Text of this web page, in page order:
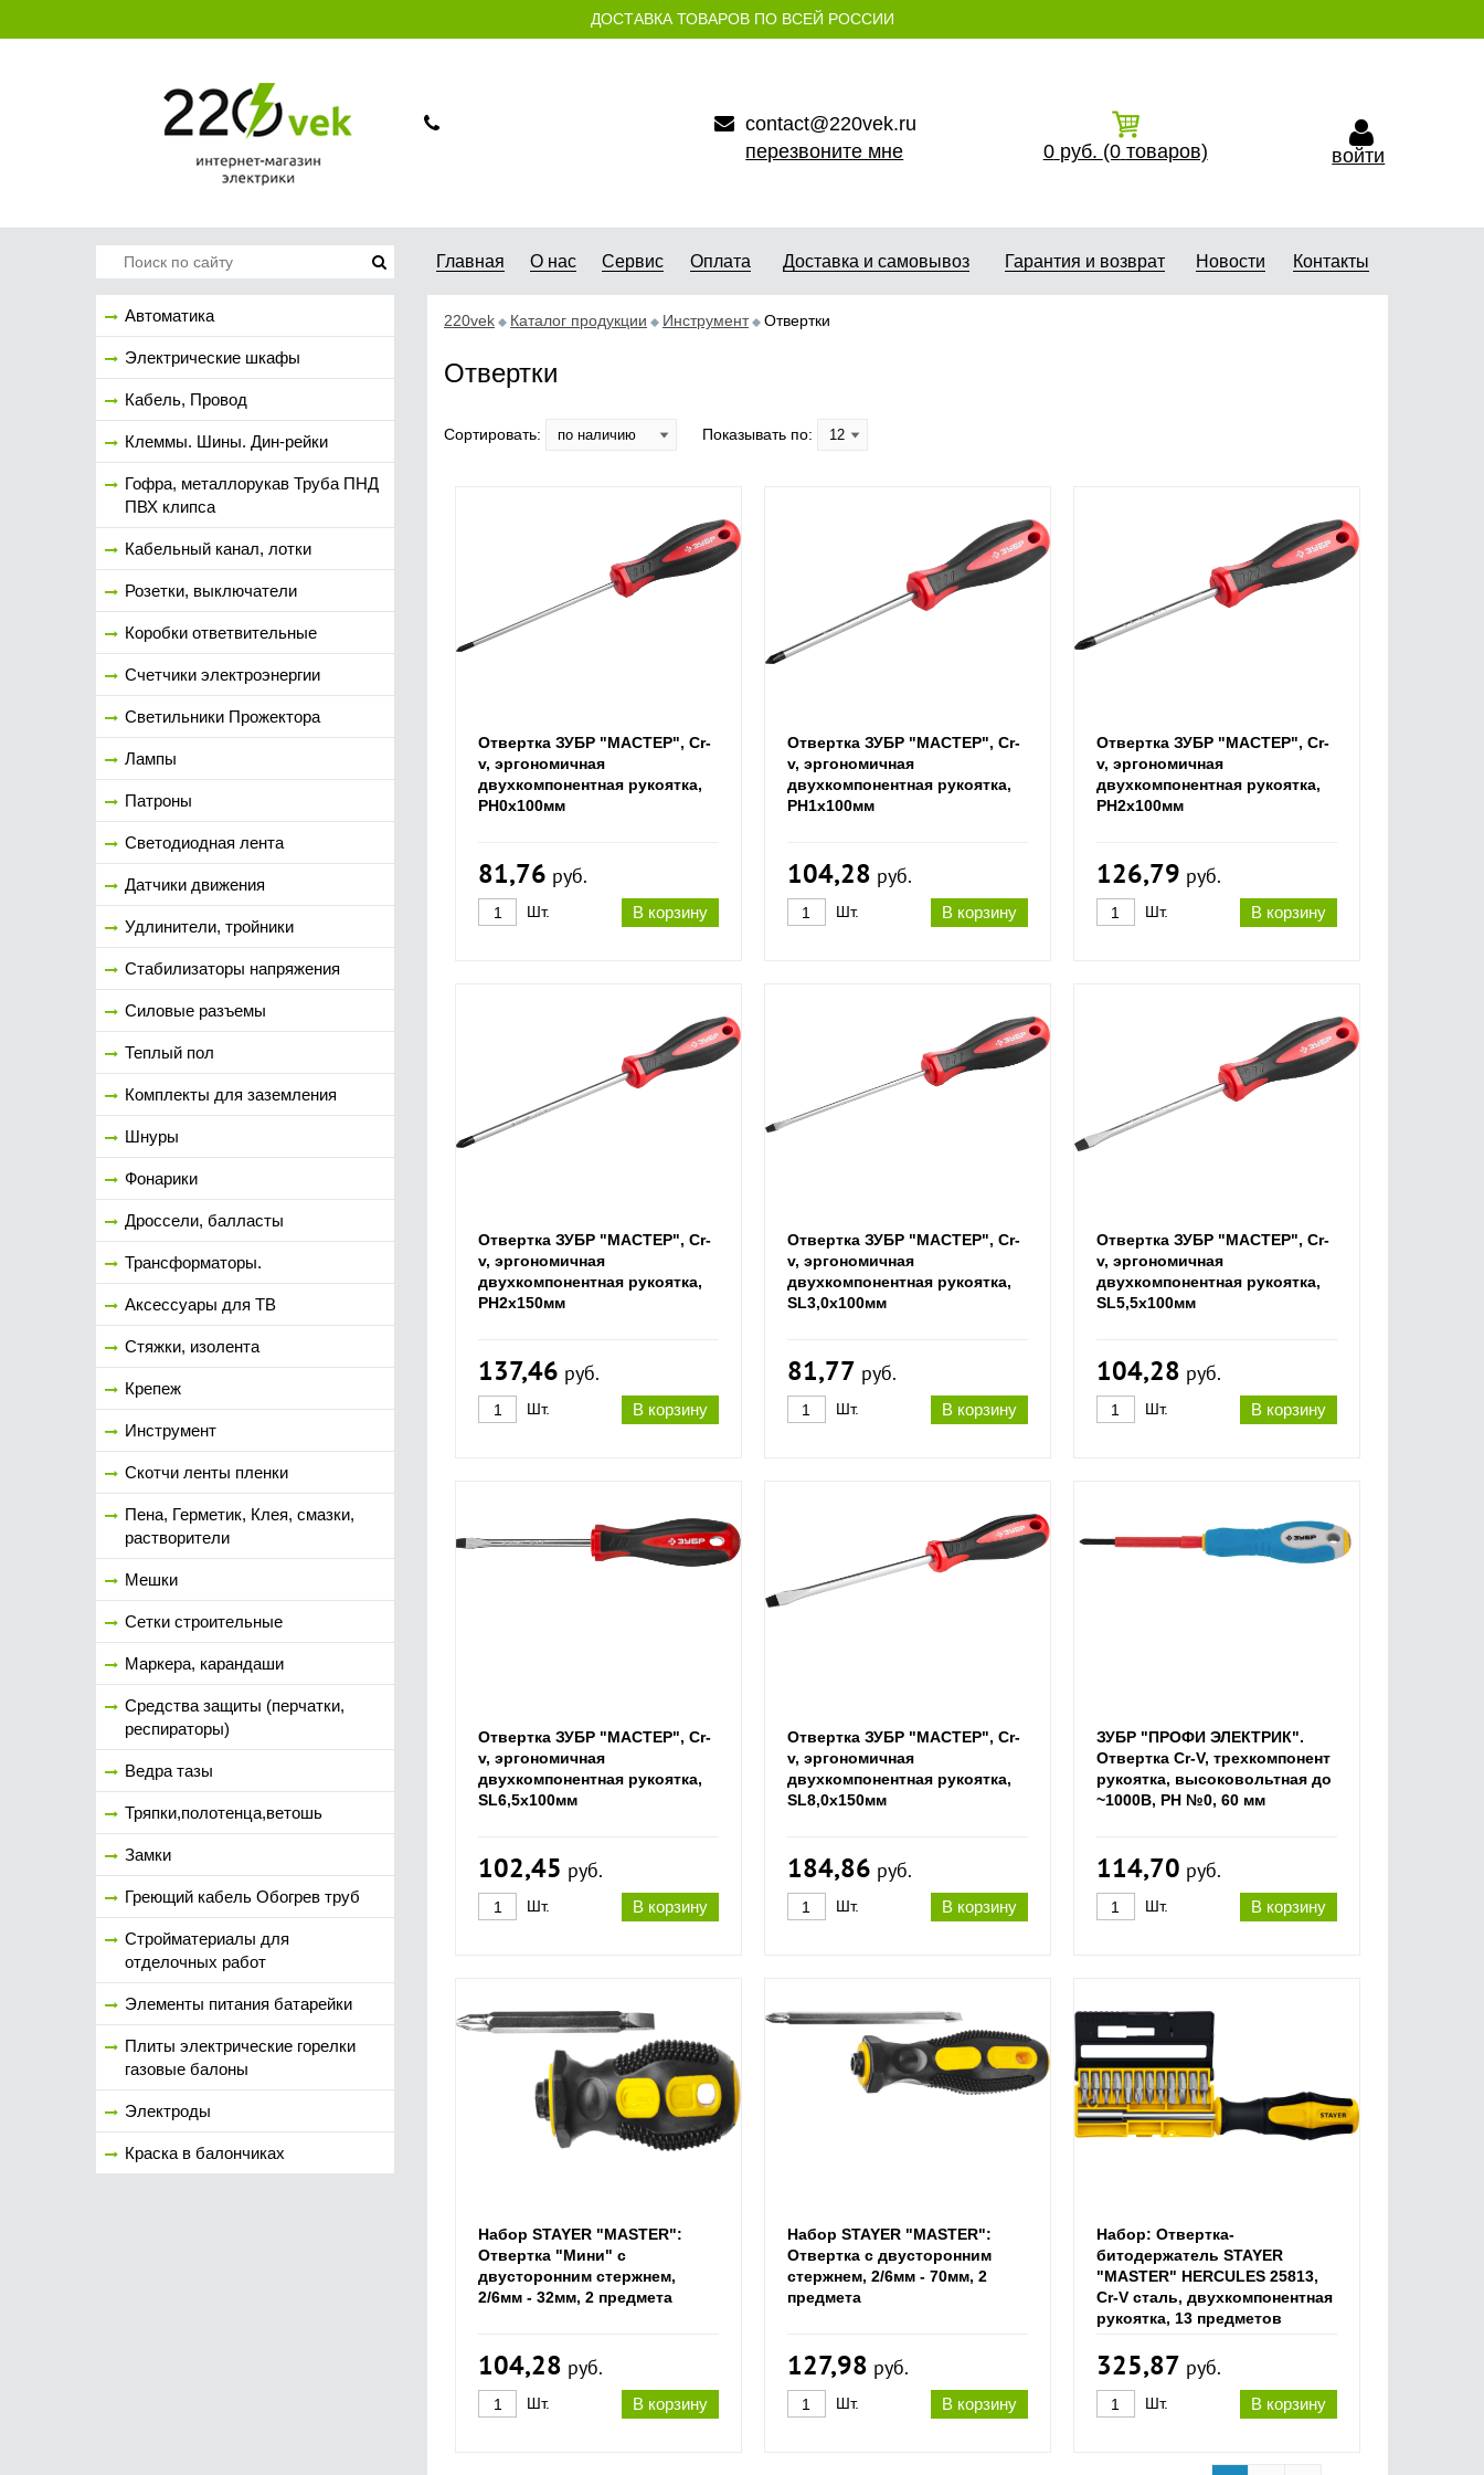
ДОСТАВКА ТОВАРОВ ПО ВСЕЙ РОССИИ
contact@220vek.ru
перезвоните мне
0 руб. (0 товаров) войти
Автоматика
Электрические шкафы
Кабель, Провод
Клеммы. Шины. Дин-рейки
Гофра, металлорукав Труба ПНД
ПВХ клипса
Кабельный канал, лотки
Розетки, выключатели
Коробки ответвительные
Счетчики электроэнергии
Светильники Прожектора
Лампы
Патроны
Светодиодная лента
Датчики движения
Удлинители, тройники
Стабилизаторы напряжения
Силовые разъемы
Теплый пол
Комплекты для заземления
Шнуры
Фонарики
Дроссели, балласты
Трансформаторы.
Аксессуары для ТВ
Стяжки, изолента
Крепеж
Инструмент
Скотчи ленты пленки
Пена, Герметик, Клея, смазки,
растворители
Мешки
Сетки строительные
Маркера, карандаши
Средства защиты (перчатки,
респираторы)
Ведра тазы
Тряпки,полотенца,ветошь
Замки
Греющий кабель Обогрев труб
Стройматериалы для
отделочных работ
Элементы питания батарейки
Плиты электрические горелки
газовые балоны
Электроды
Краска в балончиках
Главная О нас Сервис Оплата Доставка и самовывоз Гарантия и возврат Новости Контакты
220vek Каталог продукции Инструмент Отвертки
Отвертки
Сортировать: Показывать по:
Отвертка ЗУБР "МАСТЕР", Cr-
v, эргономичная
двухкомпонентная рукоятка,
PH0x100мм
81,76 руб.
В корзину
Шт.
Отвертка ЗУБР "МАСТЕР", Cr-
v, эргономичная
двухкомпонентная рукоятка,
PH1x100мм
104,28 руб.
В корзину
Шт.
Отвертка ЗУБР "МАСТЕР", Cr-
v, эргономичная
двухкомпонентная рукоятка,
PH2x100мм
126,79 руб.
В корзину
Шт.
Отвертка ЗУБР "МАСТЕР", Cr-
v, эргономичная
двухкомпонентная рукоятка,
PH2x150мм
137,46 руб.
В корзину
Шт.
Отвертка ЗУБР "МАСТЕР", Cr-
v, эргономичная
двухкомпонентная рукоятка,
SL3,0x100мм
81,77 руб.
В корзину
Шт.
Отвертка ЗУБР "МАСТЕР", Cr-
v, эргономичная
двухкомпонентная рукоятка,
SL5,5x100мм
104,28 руб.
В корзину
Шт.
Отвертка ЗУБР "МАСТЕР", Cr-
v, эргономичная
двухкомпонентная рукоятка,
SL6,5x100мм
102,45 руб.
В корзину
Шт.
Отвертка ЗУБР "МАСТЕР", Cr-
v, эргономичная
двухкомпонентная рукоятка,
SL8,0x150мм
184,86 руб.
В корзину
Шт.
ЗУБР "ПРОФИ ЭЛЕКТРИК".
Отвертка Cr-V, трехкомпонент
рукоятка, высоковольтная до
~1000В, PH №0, 60 мм
114,70 руб.
В корзину
Шт.
Набор STAYER "MASTER":
Отвертка "Мини" с
двусторонним стержнем,
2/6мм - 32мм, 2 предмета
104,28 руб.
В корзину
Шт.
Набор STAYER "MASTER":
Отвертка с двусторонним
стержнем, 2/6мм - 70мм, 2
предмета
127,98 руб.
В корзину
Шт.
Набор: Отвертка-
битодержатель STAYER
"MASTER" HERCULES 25813,
Cr-V сталь, двухкомпонентная
рукоятка, 13 предметов
325,87 руб.
В корзину
Шт.